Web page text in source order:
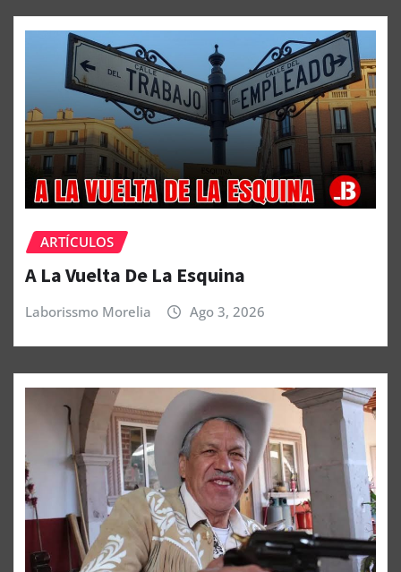
ARTÍCULOS
A La Vuelta De La Esquina
Laborissmo Morelia Ago 3, 2026